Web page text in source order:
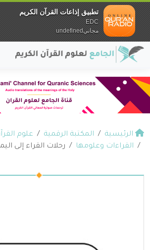
الرئيسية المكتبة الرقمية
علوم
القراءات وعلومها
رحلات القراء إلى
تطبيق إذاعات القرآن الكريم
EDC
مجانيundefined